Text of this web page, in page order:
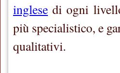
inglese di ogni
più specialistico, e
qualitativi.